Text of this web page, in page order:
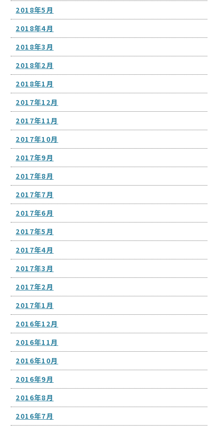
2018年5月
2018年4月
2018年3月
2018年2月
2018年1月
2017年12月
2017年11月
2017年10月
2017年9月
2017年8月
2017年7月
2017年6月
2017年5月
2017年4月
2017年3月
2017年2月
2017年1月
2016年12月
2016年11月
2016年10月
2016年9月
2016年8月
2016年7月